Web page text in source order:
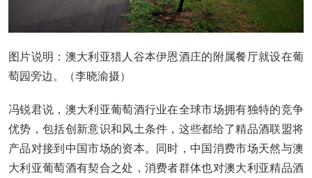
图片说明：澳大利亚猎人谷本伊恩酒庄的附属餐厅就设在葡
萄园旁边。（李晓渝摄）
冯锐君说，澳大利亚葡萄酒行业在全球市场拥有独特的竞争
优势，包括创新意识和风土条件，这些都给了精品酒联盟将
产品对接到中国市场的资本。同时，中国消费市场天然与澳
大利亚葡萄酒有契合之处，消费者群体也对澳大利亚精品酒